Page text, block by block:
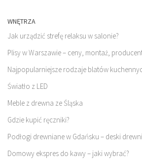
WNĘTRZA
Jak urządzić strefę relaksu w salonie?
Plisy w Warszawie – ceny, montaż,
Najpopularniejsze rodzaje blatów
Światło z LED
Meble z drewna ze Śląska
Gdzie kupić ręczniki?
Podłogi drewniane w Gdańsku – deski
Domowy ekspres do kawy – jaki wybrać?